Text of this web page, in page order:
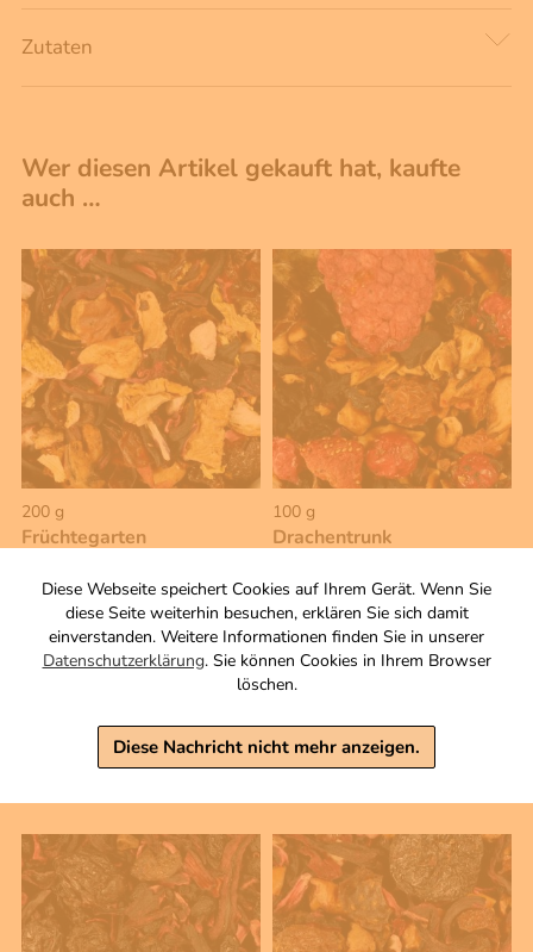
Diese Webseite speichert Cookies auf Ihrem Gerät. Wenn Sie
diese Seite weiterhin besuchen, erklären Sie sich damit
einverstanden. Weitere Informationen finden Sie in unserer
Datenschutzerklärung. Sie können Cookies in Ihrem Browser
löschen.
Diese Nachricht nicht mehr anzeigen.
Zutaten
Wer diesen Artikel gekauft hat, kaufte
auch …
200 g
Früchtegarten
Früchteteemischung
Zutaten
6,90 €
100 g
Drachentrunk
säurearme
Früchteteemischung
Zutaten
4,90 €
Grundpreis 1 KG: 49,00 €